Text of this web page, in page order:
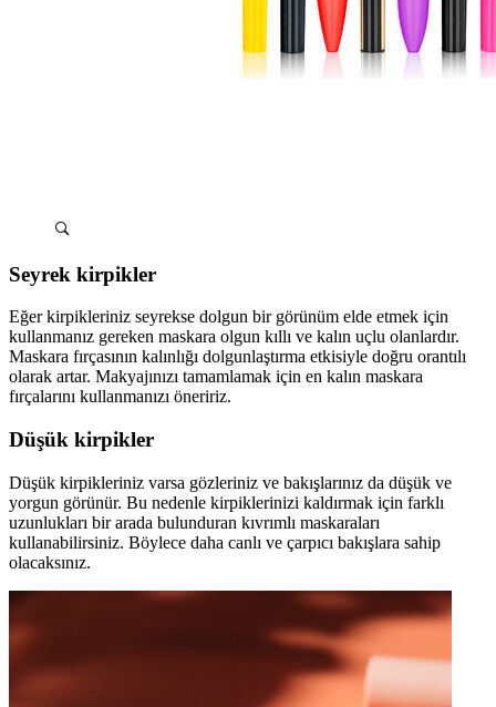
Seyrek kirpikler
Eğer kirpikleriniz seyrekse dolgun bir görünüm elde etmek için
kullanmanız gereken maskara olgun kıllı ve kalın uçlu olanlardır.
Maskara fırçasının kalınlığı dolgunlaştırma etkisiyle doğru orantılı
olarak artar. Makyajınızı tamamlamak için en kalın maskara
fırçalarını kullanmanızı öneririz.
Düşük kirpikler
Düşük kirpikleriniz varsa gözleriniz ve bakışlarınız da düşük ve
yorgun görünür. Bu nedenle kirpiklerinizi kaldırmak için farklı
uzunlukları bir arada bulunduran kıvrımlı maskaraları
kullanabilirsiniz. Böylece daha canlı ve çarpıcı bakışlara sahip
olacaksınız.